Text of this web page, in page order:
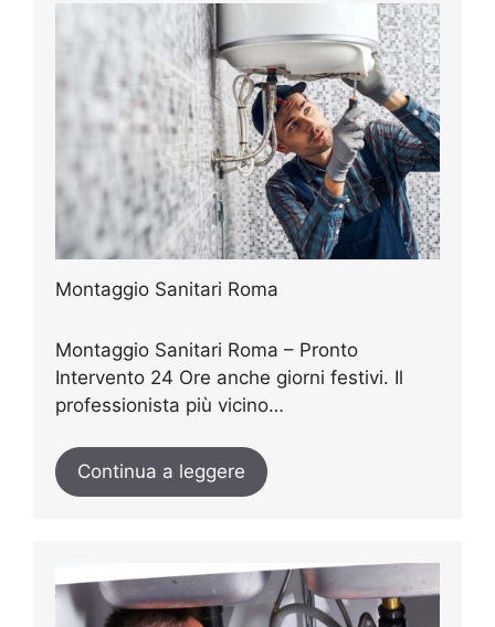
Montaggio Sanitari Roma
Montaggio Sanitari Roma – Pronto
Intervento 24 Ore anche giorni festivi. Il
professionista più vicino…
Continua a leggere